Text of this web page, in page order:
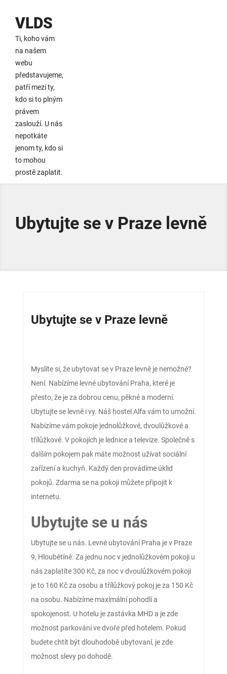
VLDS
Ti, koho vám
na našem
webu
představujeme,
patří mezi ty,
kdo si to plným
právem
zaslouží. U nás
nepotkáte
jenom ty, kdo si
to mohou
prostě zaplatit.
Ubytujte se v Praze levně
Ubytujte se v Praze levně
Myslíte si, že ubytovat se v Praze levně je nemožné?
Není. Nabízíme levné ubytování Praha, které je
přesto, že je za dobrou cenu, pěkné a moderní.
Ubytujte se levně i vy. Náš hostel Alfa vám to umožní.
Nabízíme vám pokoje jednolůžkové, dvoulůžkové a
třílůžkové. V pokojích je lednice a televize. Společně s
dalším pokojem pak máte možnost užívat sociální
zařízení a kuchyň. Každý den provádíme úklid
pokojů. Zdarma se na pokoji můžete připojit k
internetu.
Ubytujte se u nás
Ubytujte se u nás. Levné ubytování Praha je v Praze
9, Hloubětíně. Za jednu noc v jednolůžkovém pokoji u
nás zaplatíte 300 Kč, za noc v dvoulůžkovém pokoji
je to 160 Kč za osobu a třílůžkový pokoj je za 150 Kč
na osobu. Nabízíme maximální pohodlí a
spokojenost. U hotelu je zastávka MHD a je zde
možnost parkování ve dvoře před hotelem. Pokud
budete chtít být dlouhodobě ubytovaní, je zde
možnost slevy po dohodě.